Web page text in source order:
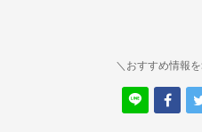
＼おすすめ情報